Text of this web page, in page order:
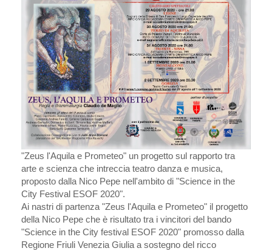
"Zeus l'Aquila e Prometeo" un progetto sul rapporto tra
arte e scienza che intreccia teatro danza e musica,
proposto dalla Nico Pepe nell'ambito di "Science in the
City Festival ESOF 2020".
Ai nastri di partenza "Zeus l'Aquila e Prometeo" il progetto
della Nico Pepe che è risultato tra i vincitori del bando
"Science in the City festival ESOF 2020" promosso dalla
Regione Friuli Venezia Giulia a sostegno del ricco